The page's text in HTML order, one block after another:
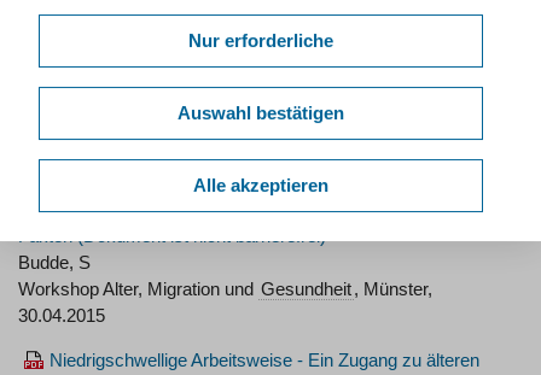
Überblick
Praxiswerkstatt Gesundheitsförderung im altengerechten
Quartier, Münster, 18.11.2016
Ältere Migrantinnen und Migranten: Grundlagen, Daten,
Budde, S
Workshop Alter, Migration und Gesundheit, Münster,
30.04.2015
Niedrigschwellige Arbeitsweise - Ein Zugang zu älteren
Nur erforderliche
Auswahl bestätigen
Alle akzeptieren